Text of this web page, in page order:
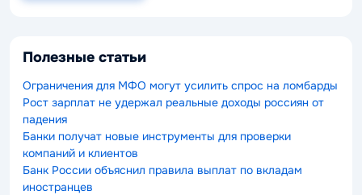
Полезные статьи
Ограничения для МФО могут усилить спрос на ломбарды
Рост зарплат не удержал реальные доходы россиян от
падения
Банки получат новые инструменты для проверки
компаний и клиентов
Банк России объяснил правила выплат по вкладам
иностранцев